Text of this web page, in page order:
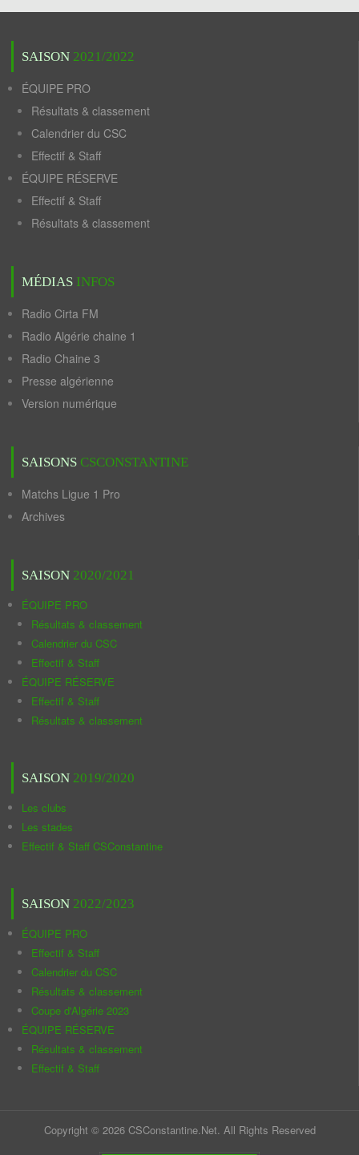
SAISON 2021/2022
ÉQUIPE PRO
Résultats & classement
Calendrier du CSC
Effectif & Staff
ÉQUIPE RÉSERVE
Effectif & Staff
Résultats & classement
MÉDIAS INFOS
Radio Cirta FM
Radio Algérie chaine 1
Radio Chaine 3
Presse algérienne
Version numérique
SAISONS CSCONSTANTINE
Matchs Ligue 1 Pro
Archives
SAISON 2020/2021
ÉQUIPE PRO
Résultats & classement
Calendrier du CSC
Effectif & Staff
ÉQUIPE RÉSERVE
Effectif & Staff
Résultats & classement
SAISON 2019/2020
Les clubs
Les stades
Effectif & Staff CSConstantine
SAISON 2022/2023
ÉQUIPE PRO
Effectif & Staff
Calendrier du CSC
Résultats & classement
Coupe d'Algérie 2023
ÉQUIPE RÉSERVE
Résultats & classement
Effectif & Staff
Copyright © 2026 CSConstantine.Net. All Rights Reserved